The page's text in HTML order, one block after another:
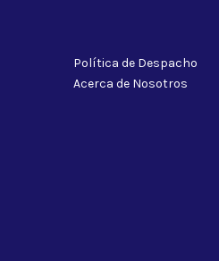
Política de Despacho
Acerca de Nosotros